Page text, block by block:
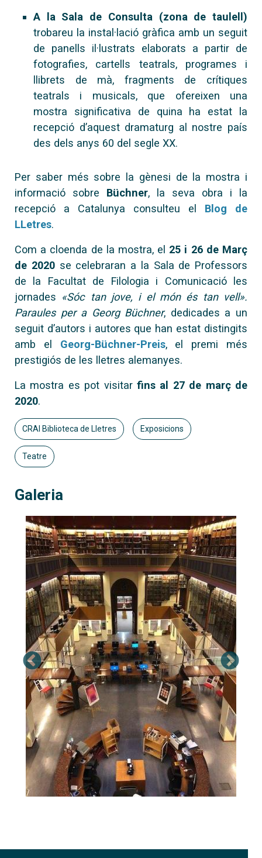
A la Sala de Consulta (zona de taulell)
trobareu la instal·lació gràfica amb un seguit
de panells il·lustrats elaborats a partir de
fotografies, cartells teatrals, programes i
llibrets de mà, fragments de crítiques
teatrals i musicals, que ofereixen una
mostra significativa de quina ha estat la
recepció d’aquest dramaturg al nostre país
des dels anys 60 del segle XX.
Per saber més sobre la gènesi de la mostra i
informació sobre Büchner, la seva obra i la
recepció a Catalunya consulteu el Blog de
LLetres.
Com a cloenda de la mostra, el 25 i 26 de Març
de 2020 se celebraran a la Sala de Professors
de la Facultat de Filologia i Comunicació les
jornades «Sóc tan jove, i el món és tan vell».
Paraules per a Georg Büchner, dedicades a un
seguit d’autors i autores que han estat distingits
amb el Georg-Büchner-Preis, el premi més
prestigiós de les lletres alemanyes.
La mostra es pot visitar fins al 27 de març de
2020.
CRAI Biblioteca de Lletres Exposicions
Teatre
Galeria